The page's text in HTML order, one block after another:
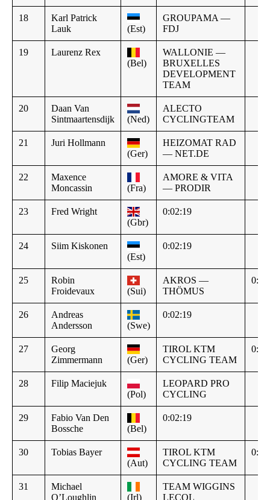
18
Karl Patrick
Lauk
(Est)
GROUPAMA —
FDJ
19
Laurenz Rex
(Bel)
WALLONIE —
BRUXELLES
DEVELOPMENT
TEAM
20
Daan Van
Sintmaartensdijk
(Ned)
ALECTO
CYCLINGTEAM
21
Juri Hollmann
(Ger)
HEIZOMAT RAD
— NET.DE
22
Maxence
Moncassin
(Fra)
AMORE & VITA
— PRODIR
23
Fred Wright
(Gbr)
0:02:19
24
Siim Kiskonen
(Est)
0:02:19
25
Robin
Froidevaux
(Sui)
AKROS —
THÖMUS
26
Andreas
Andersson
(Swe)
0:02:19
27
Georg
Zimmermann
(Ger)
TIROL KTM
CYCLING TEAM
28
Filip Maciejuk
(Pol)
LEOPARD PRO
CYCLING
29
Fabio Van Den
Bossche
(Bel)
0:02:19
30
Tobias Bayer
(Aut)
TIROL KTM
CYCLING TEAM
31
Michael
O’Loughlin
(Irl)
TEAM WIGGINS
LECOL